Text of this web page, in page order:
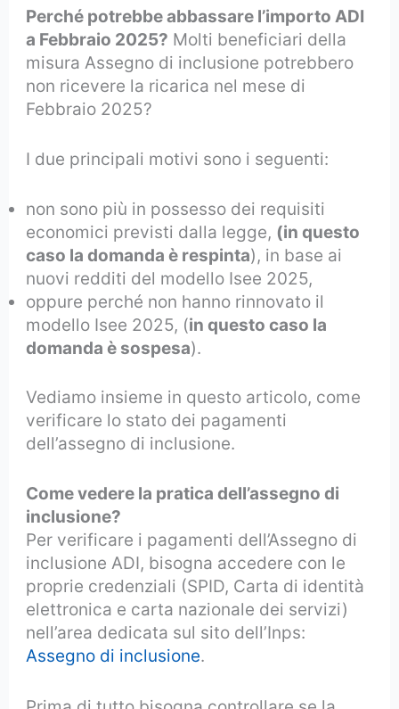
Perché potrebbe abbassare l’importo ADI
a Febbraio 2025? Molti beneficiari della
misura Assegno di inclusione potrebbero
non ricevere la ricarica nel mese di
Febbraio 2025?
I due principali motivi sono i seguenti:
non sono più in possesso dei requisiti
economici previsti dalla legge, (in questo
caso la domanda è respinta), in base ai
nuovi redditi del modello Isee 2025,
oppure perché non hanno rinnovato il
modello Isee 2025, (in questo caso la
domanda è sospesa).
Vediamo insieme in questo articolo, come
verificare lo stato dei pagamenti
dell’assegno di inclusione.
Come vedere la pratica dell’assegno di
inclusione?
Per verificare i pagamenti dell’Assegno di
inclusione ADI, bisogna accedere con le
proprie credenziali (SPID, Carta di identità
elettronica e carta nazionale dei servizi)
nell’area dedicata sul sito dell’Inps:
Assegno di inclusione.